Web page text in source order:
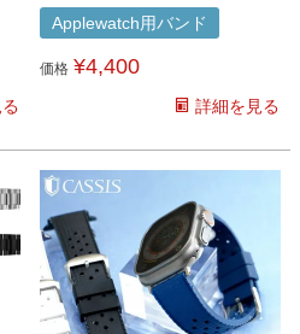
Applewatch用バンド
価格 ¥4,400
詳細を見る